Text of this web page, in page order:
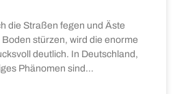
die Straßen fegen und Äste
stürzen, wird die enorme
deutlich. In Deutschland,
Phänomen sind…